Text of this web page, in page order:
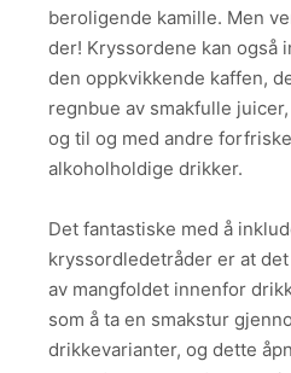
beroligende kamille. Men
der! Kryssordene kan også
den oppkvikkende kaffen,
regnbue av smakfulle
og til og med andre
alkoholholdige drikker.
Det fantastiske med å
kryssordledetråder er at
av mangfoldet innenfor
som å ta en smakstur
drikkevarianter, og dette